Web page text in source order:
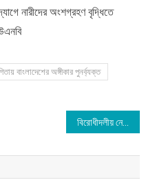
নারীদের অংশগ্রহণ বৃদ্ধিতে
বাংলাদেশের অঙ্গীকার পুনর্ব্যক্ত
বিরোধীদলীয় নেতা ডা. শফিকুর রহমানের সঙ্গে ইইউ রাষ্ট্রদূতের সাক্ষাৎ